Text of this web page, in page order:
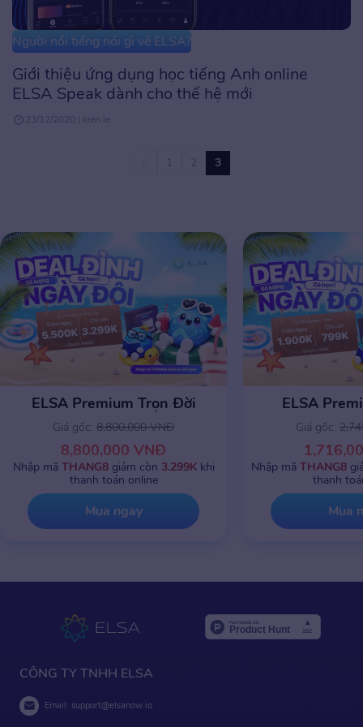
Người nổi tiếng nói gì về ELSA?
Giới thiệu ứng dụng học tiếng Anh online
ELSA Speak dành cho thế hệ mới
23/12/2020 | kien.le
1 2 3
ELSA Premium Trọn Đời
Giá gốc: 8,800,000 VNĐ
8,800,000 VNĐ
Nhập mã THANG8giảm còn 3.299Kkhi
thanh toán online
Mua ngay
ELSA
Giá gốc:
Nhập mã THANG8
thanh
Mua
CÔNG TY TNHH ELSA
Email: support@elsanow.io